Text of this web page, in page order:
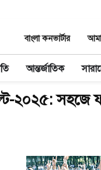
বাংলা কনভার্টার
আন্তর্জাতিক
২০২৫: সহজে